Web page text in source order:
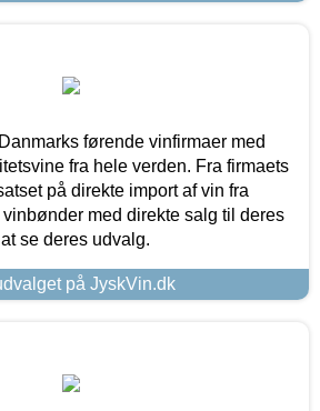
førende vinfirmaer med
fra hele verden. Fra firmaets
på direkte import af vin fra
med direkte salg til deres
se deres udvalg.
på JyskVin.dk